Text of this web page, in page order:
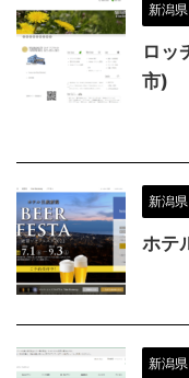
新潟県
ロッ
市)
新潟県
ホテ
新潟県